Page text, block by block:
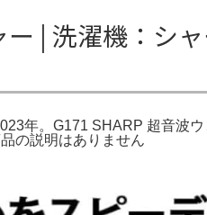
| 洗濯機：シ
年。G171 SHARP 超音波
の説明はありません